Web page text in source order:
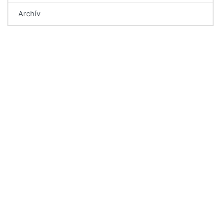
Archív